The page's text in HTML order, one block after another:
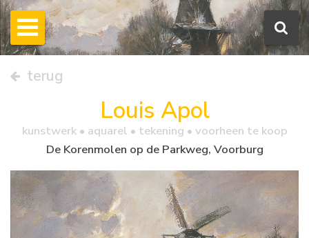
terug
Louis Apol
kunstwerk • aquarel • tekening • voorheen te koop
De Korenmolen op de Parkweg, Voorburg